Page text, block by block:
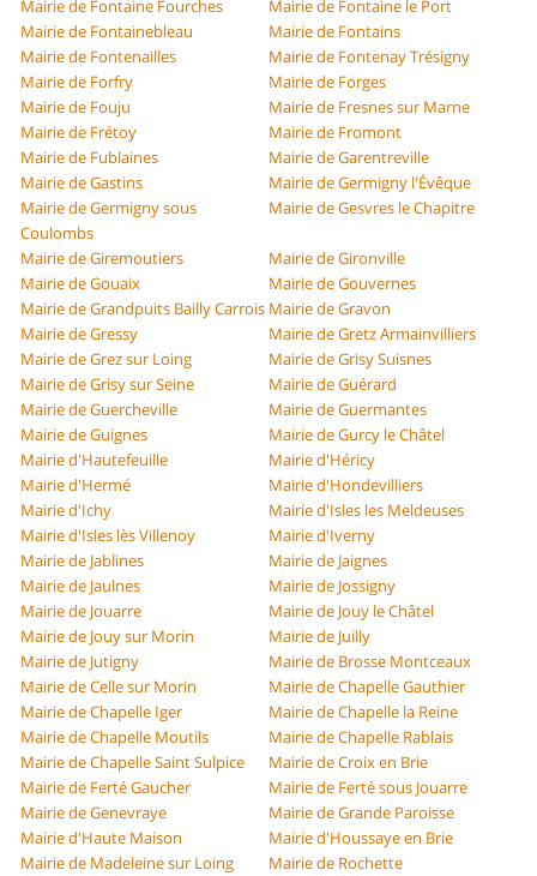
Mairie de Fontaine Fourches
Mairie de Fontaine le Port
Mairie de Fontainebleau
Mairie de Fontains
Mairie de Fontenailles
Mairie de Fontenay Trésigny
Mairie de Forfry
Mairie de Forges
Mairie de Fouju
Mairie de Fresnes sur Marne
Mairie de Frétoy
Mairie de Fromont
Mairie de Fublaines
Mairie de Garentreville
Mairie de Gastins
Mairie de Germigny l'Évêque
Mairie de Germigny sous
Coulombs
Mairie de Gesvres le Chapitre
Mairie de Giremoutiers
Mairie de Gironville
Mairie de Gouaix
Mairie de Gouvernes
Mairie de Grandpuits Bailly Carrois Mairie de Gravon
Mairie de Gressy
Mairie de Gretz Armainvilliers
Mairie de Grez sur Loing
Mairie de Grisy Suisnes
Mairie de Grisy sur Seine
Mairie de Guérard
Mairie de Guercheville
Mairie de Guermantes
Mairie de Guignes
Mairie de Gurcy le Châtel
Mairie d'Hautefeuille
Mairie d'Héricy
Mairie d'Hermé
Mairie d'Hondevilliers
Mairie d'Ichy
Mairie d'Isles les Meldeuses
Mairie d'Isles lès Villenoy
Mairie d'Iverny
Mairie de Jablines
Mairie de Jaignes
Mairie de Jaulnes
Mairie de Jossigny
Mairie de Jouarre
Mairie de Jouy le Châtel
Mairie de Jouy sur Morin
Mairie de Juilly
Mairie de Jutigny
Mairie de Brosse Montceaux
Mairie de Celle sur Morin
Mairie de Chapelle Gauthier
Mairie de Chapelle Iger
Mairie de Chapelle la Reine
Mairie de Chapelle Moutils
Mairie de Chapelle Rablais
Mairie de Chapelle Saint Sulpice
Mairie de Croix en Brie
Mairie de Ferté Gaucher
Mairie de Ferté sous Jouarre
Mairie de Genevraye
Mairie de Grande Paroisse
Mairie d'Haute Maison
Mairie d'Houssaye en Brie
Mairie de Madeleine sur Loing
Mairie de Rochette